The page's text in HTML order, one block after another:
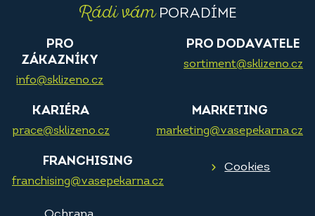
Rádi vámPORADÍME
PRO
ZÁKAZNÍKY
info@sklizeno.cz
PRO DODAVATELE
sortiment@sklizeno.cz
KARIÉRA
prace@sklizeno.cz
MARKETING
marketing@vasepekarna.cz
FRANCHISING
franchising@vasepekarna.cz
Cookies